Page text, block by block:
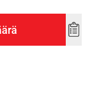
Add